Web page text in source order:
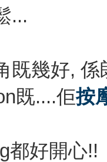
...
既幾好,
既....佢按
都好開心!!